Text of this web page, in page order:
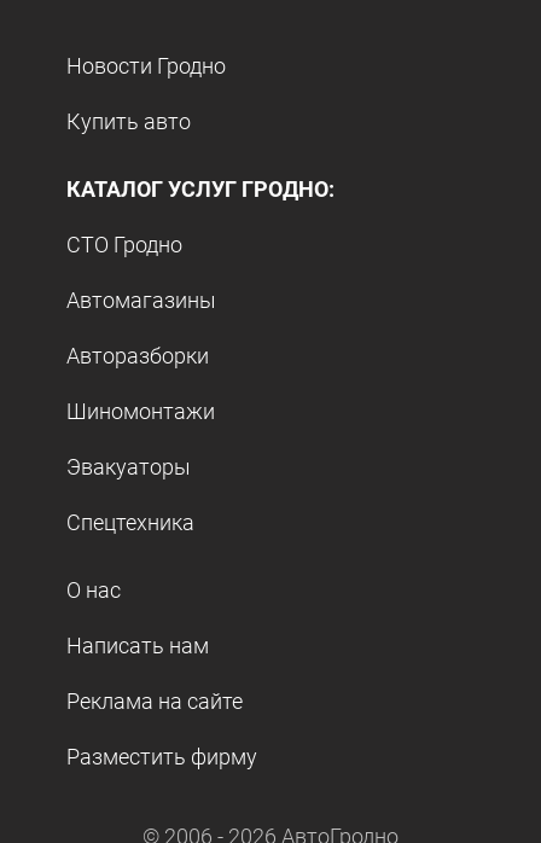
Новости Гродно
Купить авто
КАТАЛОГ УСЛУГ ГРОДНО:
СТО Гродно
Автомагазины
Авторазборки
Шиномонтажи
Эвакуаторы
Спецтехника
О нас
Написать нам
Реклама на сайте
Разместить фирму
© 2006 - 2026 АвтоГродно